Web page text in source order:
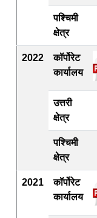
पश्चिमी
क्षेत्र
2022
कॉर्पोरेट
कार्यालय
उत्तरी
क्षेत्र
पश्चिमी
क्षेत्र
2021
कॉर्पोरेट
कार्यालय